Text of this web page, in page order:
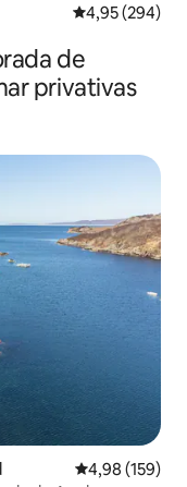
4,95 de uma
4,95 (294)
de
privativas
4,98 de uma
4,98 (159)